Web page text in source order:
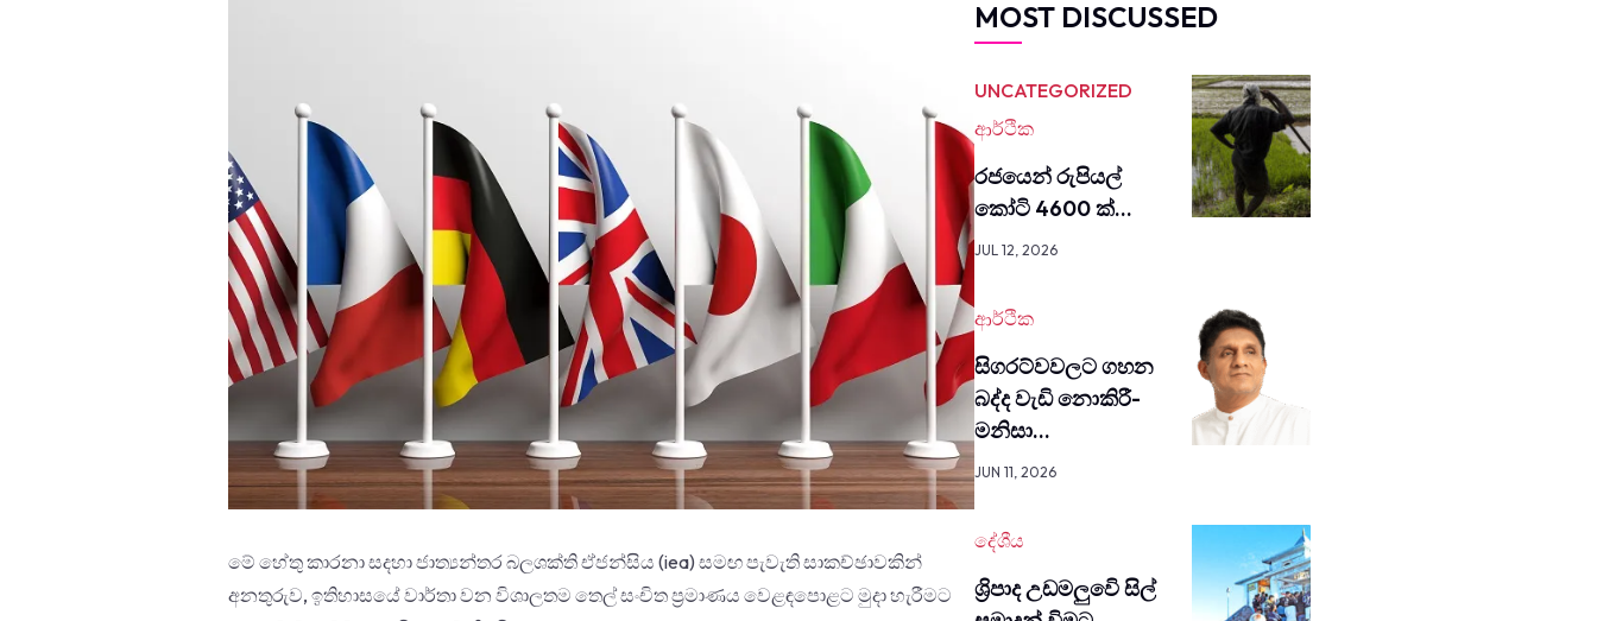
මේ හේතු කාරනා සදහා ජාත්‍යන්තර බලශක්ති ඒජන්සිය (iea) සමඟ පැවැති සාකච්ඡාවකින්
අනතුරුව, ඉතිහාසයේ වාර්තා වන විශාලතම තෙල් සංචිත ප්‍රමාණය වෙළඳපොළට මුදා හැරීමට
MOST DISCUSSED
UNCATEGORIZED
ආර්ථික
රජයෙන් රුපියල්
කෝටි 4600 ක්…
JUL 12, 2026
ආර්ථික
සිග­රට්වවලට ගහන
බද්ද වැඩි නොකි­රී­
මනිසා…
JUN 11, 2026
දේශීය
ශ්‍රිපාද උඩමලුවෙි සිල්